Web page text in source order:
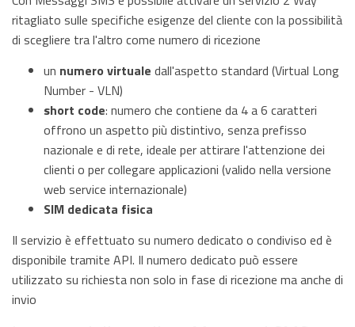
ritagliato sulle specifiche esigenze del cliente con la possibilità
di scegliere tra l'altro come numero di ricezione
un numero virtuale dall'aspetto standard (Virtual Long
Number - VLN)
short code: numero che contiene da 4 a 6 caratteri
offrono un aspetto più distintivo, senza prefisso
nazionale e di rete, ideale per attirare l'attenzione dei
clienti o per collegare applicazioni (valido nella versione
web service internazionale)
SIM dedicata fisica
Il servizio è effettuato su numero dedicato o condiviso ed è
disponibile tramite API. Il numero dedicato può essere
utilizzato su richiesta non solo in fase di ricezione ma anche di
invio